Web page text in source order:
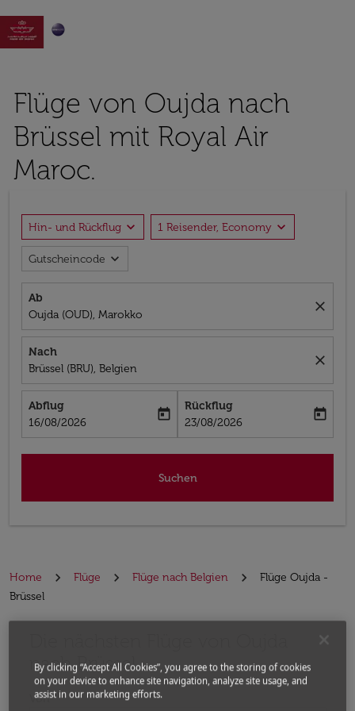

Flüge von Oujda nach
Brüssel mit Royal Air
Maroc.
Hin- und Rückflug expand_more 1 Reisender, Economy expand_more
Gutscheincode expand_more
Ab
Oujda (OUD), Marokko
close
Nach
Brüssel (BRU), Belgien
close
Abflug
fc-booking-departure-date-aria-label
16/08/2026
today
Rückflug
fc-booking-return-date-aria-label
23/08/2026
today
Suchen
Home Flüge Flüge nach Belgien
Flüge Oujda -
Brüssel
nach Brüssel
Von
By clicking “Accept All Cookies”, you agree to the storing of cookies
on your device to enhance site navigation, analyze site usage, and
assist in our marketing efforts.